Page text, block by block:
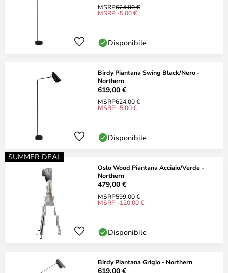
MSRP624,00 €
MSRP -5,00 €
Disponibile
Birdy Piantana Swing Black/Nero -
Northern
619,00 €
MSRP624,00 €
MSRP -5,00 €
Disponibile
SUMMER DEAL
Oslo Wood Piantana Acciaio/Verde -
Northern
479,00 €
MSRP599,00 €
MSRP -120,00 €
Disponibile
Birdy Piantana Grigio - Northern
619,00 €